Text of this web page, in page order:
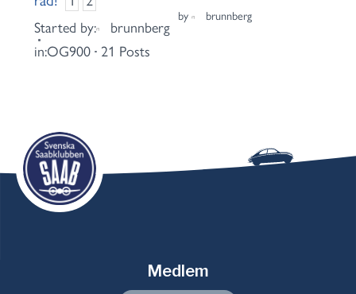
Started by:
brunnberg
in:OG900 21 Posts
by
brunnberg
Medlem